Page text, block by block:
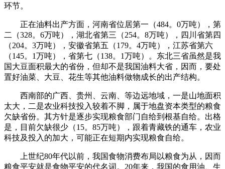
环节。
正在油料出产方面，河南省位居第一（484。0万吨），第
二（328。6万吨），湖北省第三（254。8万吨），四川省第四
（204。3万吨），安徽省第五（179。4万吨），江苏省第六
（145。1万吨），省第七（138。1万吨）。东北三省虽然是我
国大豆面积最大的省份，但却不是我国油料大省，因而，要处
置好油菜、大豆、花生等其他油料做物成长的出产结构。
西南部的广西、贵州、云南、等边远地域，一是山地面积
太大，二是农业科技投入较着不脚，属于地盘资本类型的粮食
欠缺省份。其方针是逐步实现粮食部门自给到根基自给。出格
是，目前欠缺很少（15。85万吨），跟着青藏铁的通车，农业
科技及投入的加大，可能正在短期内实现粮食自给。
上世纪80年代以前，我国食物消费布局以粮食为从，因而
粮食平安就是食物平安的代名词。20年来，我国的食用油、生